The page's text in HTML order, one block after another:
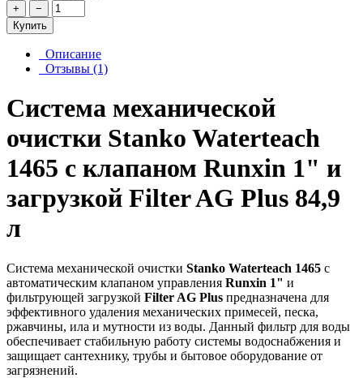
+
−
Купить
Описание
Отзывы (1)
Система механической
очистки Stanko Waterteach
1465 с клапаном Runxin 1" и
загрузкой Filter AG Plus 84,9
л
Система механической очистки Stanko Waterteach 1465 с
автоматическим клапаном управления Runxin 1" и
фильтрующей загрузкой Filter AG Plus предназначена для
эффективного удаления механических примесей, песка,
ржавчины, ила и мутности из воды. Данный фильтр для воды
обеспечивает стабильную работу системы водоснабжения и
защищает сантехнику, трубы и бытовое оборудование от
загрязнений.